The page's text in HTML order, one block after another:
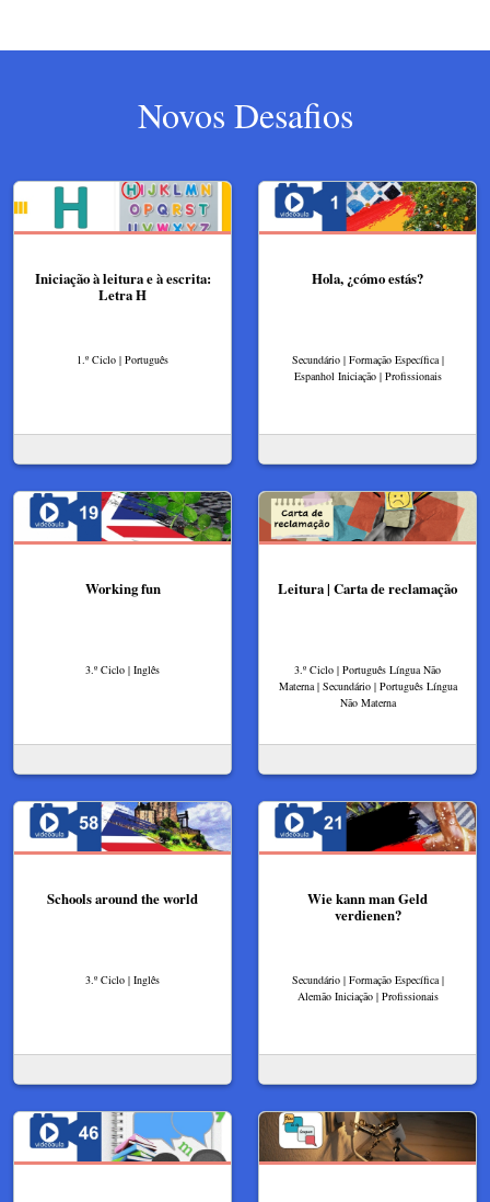
Novos Desafios
Iniciação à leitura e à escrita:
Letra H
1.º Ciclo | Português
Hola, ¿cómo estás?
Secundário | Formação Específica |
Espanhol Iniciação | Profissionais
Working fun
3.º Ciclo | Inglês
Leitura | Carta de reclamação
3.º Ciclo | Português Língua Não
Materna | Secundário | Português Língua
Não Materna
Schools around the world
3.º Ciclo | Inglês
Wie kann man Geld
verdienen?
Secundário | Formação Específica |
Alemão Iniciação | Profissionais